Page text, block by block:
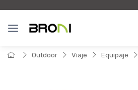
Outdoor Viaje Equipaje